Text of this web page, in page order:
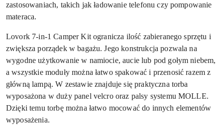
zastosowaniach, takich jak ładowanie telefonu czy pompowanie
materaca.
Lovork 7-in-1 Camper Kit ogranicza ilość zabieranego sprzętu i
zwiększa porządek w bagażu. Jego konstrukcja pozwala na
wygodne użytkowanie w namiocie, aucie lub pod gołym niebem,
a wszystkie moduły można łatwo spakować i przenosić razem z
główną lampą. W zestawie znajduje się praktyczna torba
wyposażona w duży panel velcro oraz palsy systemu MOLLE.
Dzięki temu torbę można łatwo mocować do innych elementów
wyposażenia.